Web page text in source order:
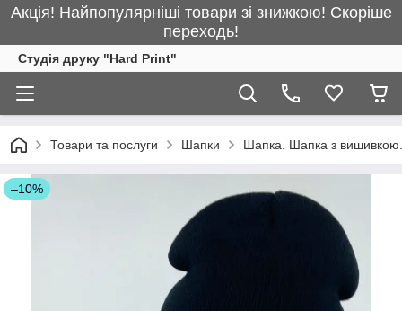
Акція! Найпопулярніші товари зі знижкою! Скоріше
переходь!
Студія друку "Hard Print"
Товари та послуги Шапки Шапка. Шапка з вишивкою.
–10%